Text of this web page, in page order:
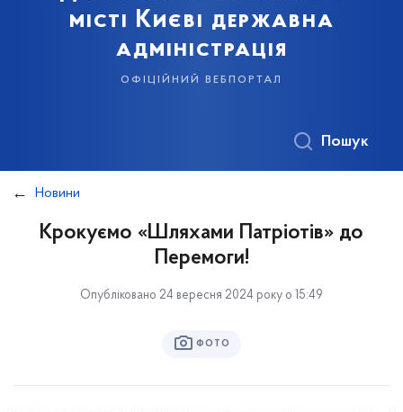
місті Києві державна
адміністрація
офіційний вебпортал
Пошук
Новини
Крокуємо «Шляхами Патріотів» до
Перемоги!
Опубліковано 24 вересня 2024 року о 15:49
ФОТО